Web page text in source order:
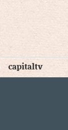
capitaltv